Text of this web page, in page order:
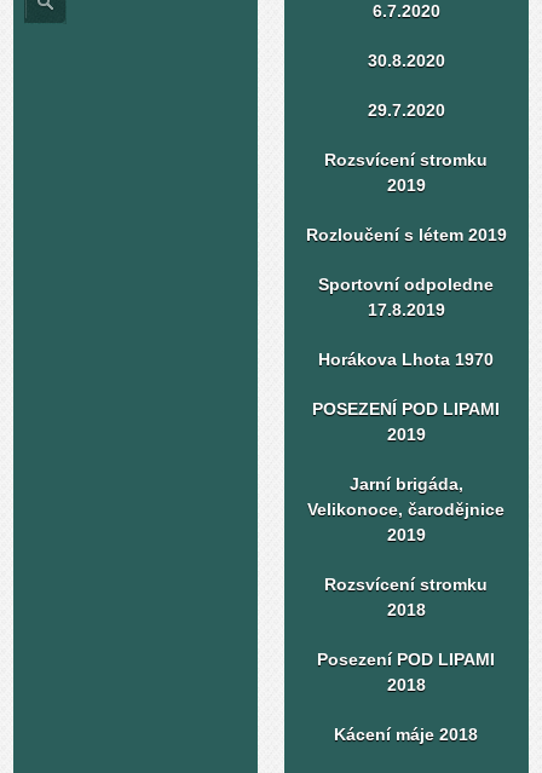
6.7.2020
30.8.2020
29.7.2020
Rozsvícení stromku
2019
Rozloučení s létem 2019
Sportovní odpoledne
17.8.2019
Horákova Lhota 1970
POSEZENÍ POD LIPAMI
2019
Jarní brigáda,
Velikonoce, čarodějnice
2019
Rozsvícení stromku
2018
Posezení POD LIPAMI
2018
Kácení máje 2018